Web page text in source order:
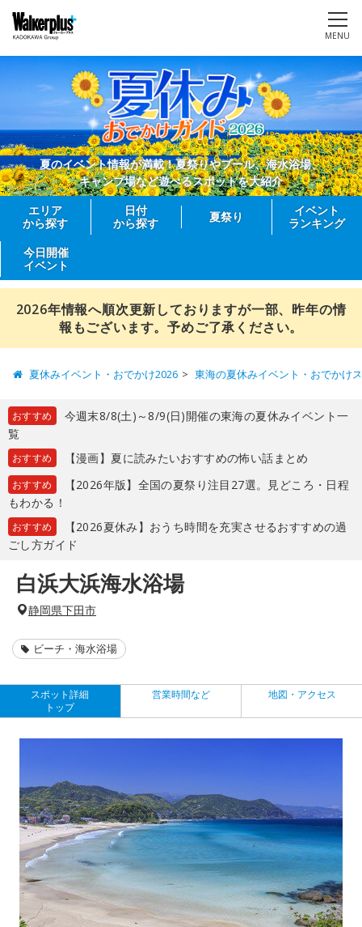
MENU
夏のイベント情報が満載！夏祭りやプール、海水浴場、
キャンプ場など遊べるスポットを大紹介
エリア
から探す
日付
から探す
夏祭り
イベント
ランキング
今日開催
イベント
2026年情報へ順次更新しておりますが一部、昨年の情
報もございます。予めご了承ください。
夏休みイベント・おでかけ2026 東海の夏休みイベント・おでかけ
おすすめ
今週末8/8(土)～8/9(日)開催の東海の夏休みイベント一
覧
おすすめ 【漫画】夏に読みたいおすすめの怖い話まとめ
おすすめ
【2026年版】全国の夏祭り注目27選。見どころ・日程
もわかる！
おすすめ
【2026夏休み】おうち時間を充実させるおすすめの過
ごし方ガイド
白浜大浜海水浴場
静岡県下田市
ビーチ・海水浴場
スポット詳細
トップ
営業時間など 地図・アクセス